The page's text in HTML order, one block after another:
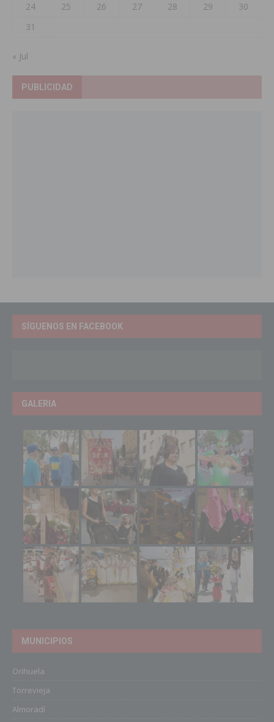
24
25 26 27 28 29
30
31
« Jul
PUBLICIDAD
SÍGUENOS EN FACEBOOK
GALERIA
MUNICIPIOS
Orihuela
Torrevieja
Almoradí